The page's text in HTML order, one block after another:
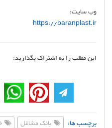
وب سایت:
https://baranplast.ir
این مطلب را به اشتراک بگذارید:
برچسب ها: بانک مشاغل